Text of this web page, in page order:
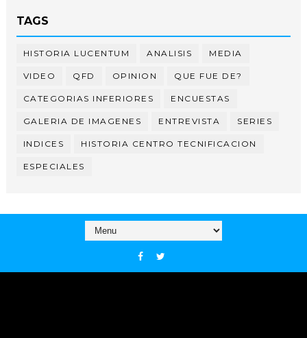
TAGS
HISTORIA LUCENTUM ANALISIS MEDIA
VIDEO QFD OPINION QUE FUE DE?
CATEGORIAS INFERIORES ENCUESTAS
GALERIA DE IMAGENES ENTREVISTA SERIES
INDICES HISTORIA CENTRO TECNIFICACION
ESPECIALES